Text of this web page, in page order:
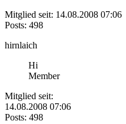
Mitglied seit: 14.08.2008 07:06
Posts: 498
hirnlaich
Hi
Member
Mitglied seit:
14.08.2008 07:06
Posts: 498